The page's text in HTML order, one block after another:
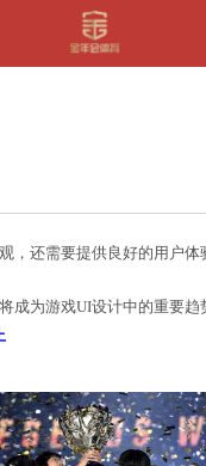
游戏
要。UI设计不
好的用户体验。